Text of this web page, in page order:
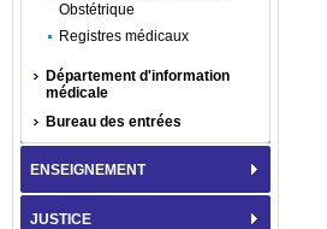
Obstétrique
Registres médicaux
Département d'information
médicale
Bureau des entrées
ENSEIGNEMENT
JUSTICE